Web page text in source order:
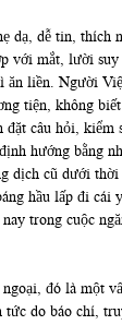
dạ, dễ tin, thích
với mắt, lười
ăn liền. Người
tiện, không
câu hỏi, kiểm
hướng bằng
dịch cũ dưới thời
hầu lấp đi cái
trong cuộc
đó là một
do báo chí,